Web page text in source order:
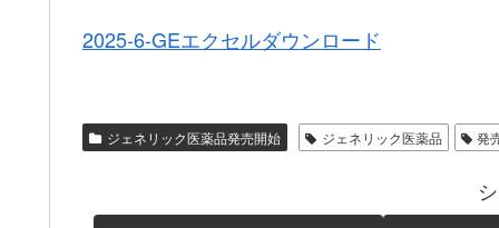
2025-6-GEエクセルダウンロード
ジェネリック医薬品発売開始 ジェネリック医薬品 発